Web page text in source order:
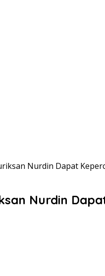
Nurdin Dapat
Nurdin